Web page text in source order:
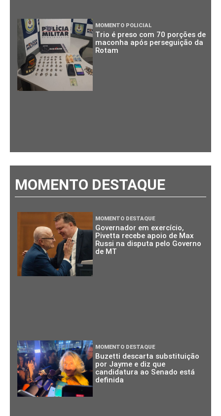
MOMENTO POLICIAL
Trio é preso com 70 porções de
maconha após perseguição da
Rotam
MOMENTO DESTAQUE
MOMENTO DESTAQUE
Governador em exercício,
Pivetta recebe apoio de Max
Russi na disputa pelo Governo
de MT
MOMENTO DESTAQUE
Buzetti descarta substituição
por Jayme e diz que
candidatura ao Senado está
definida